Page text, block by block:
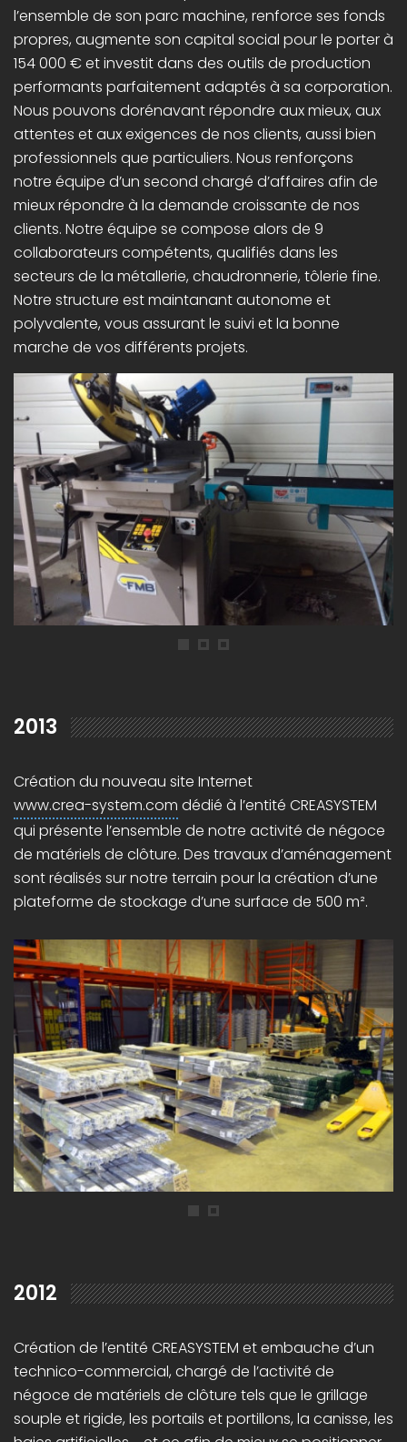
l’ensemble de son parc machine, renforce ses fonds
propres, augmente son capital social pour le porter à
154 000 € et investit dans des outils de production
performants parfaitement adaptés à sa corporation.
Nous pouvons dorénavant répondre aux mieux, aux
attentes et aux exigences de nos clients, aussi bien
professionnels que particuliers. Nous renforçons
notre équipe d’un second chargé d’affaires afin de
mieux répondre à la demande croissante de nos
clients. Notre équipe se compose alors de 9
collaborateurs compétents, qualifiés dans les
secteurs de la métallerie, chaudronnerie, tôlerie fine.
Notre structure est maintanant autonome et
polyvalente, vous assurant le suivi et la bonne
marche de vos différents projets.
2013
Création du nouveau site Internet
www.crea-system.com dédié à l’entité CREASYSTEM
qui présente l’ensemble de notre activité de négoce
de matériels de clôture. Des travaux d’aménagement
sont réalisés sur notre terrain pour la création d’une
plateforme de stockage d’une surface de 500 m².
2012
Création de l’entité CREASYSTEM et embauche d’un
technico-commercial, chargé de l’activité de
négoce de matériels de clôture tels que le grillage
souple et rigide, les portails et portillons, la canisse, les